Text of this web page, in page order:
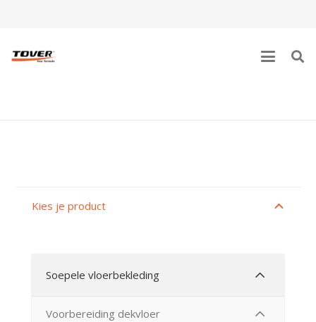
Kies je product
Soepele vloerbekleding
Voorbereiding dekvloer